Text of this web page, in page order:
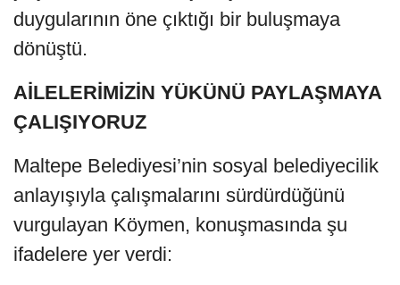
duygularının öne çıktığı bir buluşmaya
dönüştü.
AİLELERİMİZİN YÜKÜNÜ PAYLAŞMAYA
ÇALIŞIYORUZ
Maltepe Belediyesi’nin sosyal belediyecilik
anlayışıyla çalışmalarını sürdürdüğünü
vurgulayan Köymen, konuşmasında şu
ifadelere yer verdi: